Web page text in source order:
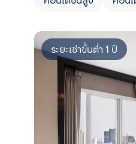
ระยะเช่าขั้นต่ำ 1 ปี
เพิ่มยูนิตเปรี
รายกา